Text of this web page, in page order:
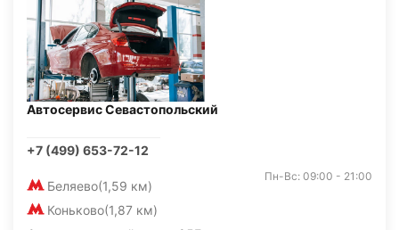
Автосервис Севастопольский
+7 (499) 653-72-12
Беляево(1,59 км)
Коньково(1,87 км)
Пн-Вс: 09:00 - 21:00